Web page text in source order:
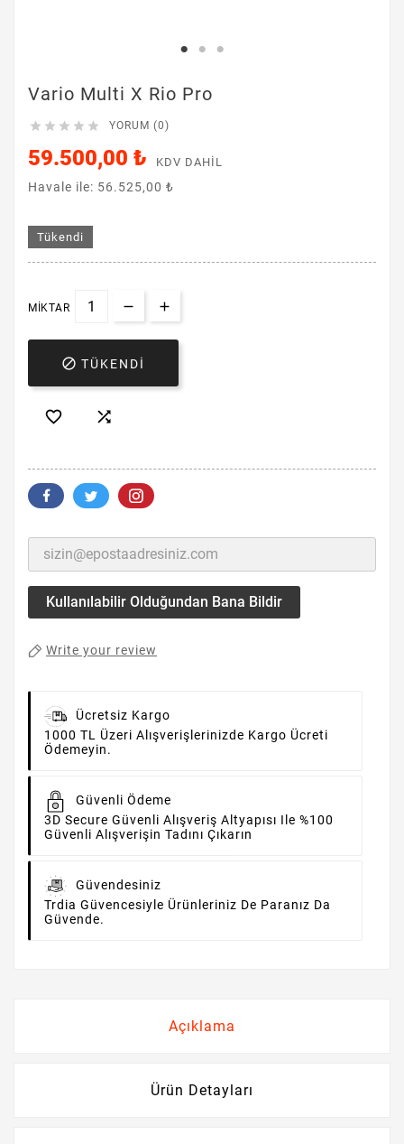
Vario Multi X Rio Pro
     YORUM (0)
59.500,00 ₺ KDV DAHIL
Havale ile: 56.525,00 ₺
Tükendi
MIKTAR
 TÜKENDI
 
Kullanılabilir Olduğundan Bana Bildir
Write your review
Ücretsiz Kargo
1000 TL Üzeri Alışverişlerinizde Kargo Ücreti
Ödemeyin.
Güvenli Ödeme
3D Secure Güvenli Alışveriş Altyapısı Ile %100
Güvenli Alışverişin Tadını Çıkarın
Güvendesiniz
Trdia Güvencesiyle Ürünleriniz De Paranız Da
Güvende.
Açıklama
Ürün Detayları